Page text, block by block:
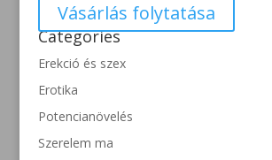
Vásárlás folytatása
Categories
Erekció és szex
Erotika
Potencianövelés
Szerelem ma